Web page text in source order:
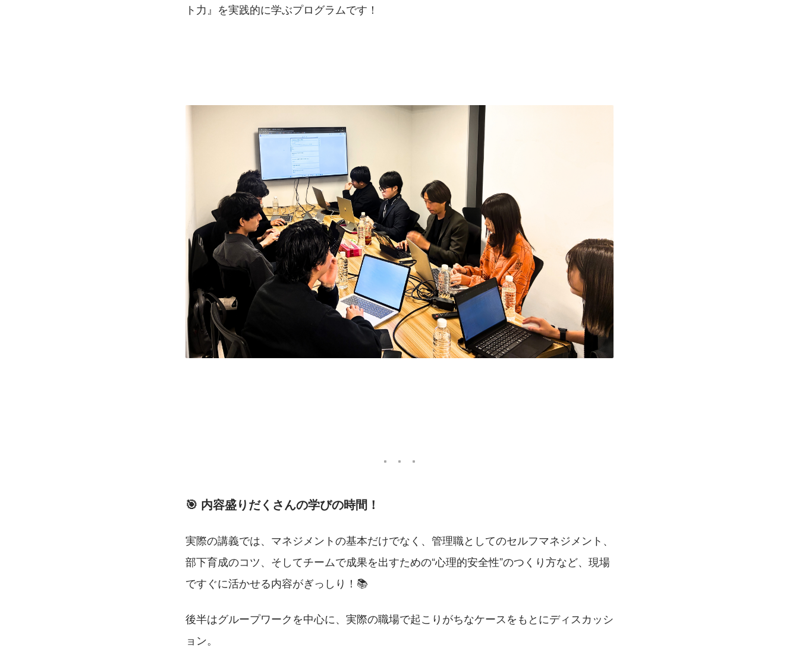
ト力』を実践的に学ぶプログラムです！
🎯 内容盛りだくさんの学びの時間！
実際の講義では、マネジメントの基本だけでなく、管理職としてのセルフマネジメント、
部下育成のコツ、そしてチームで成果を出すための“心理的安全性”のつくり方など、現場
ですぐに活かせる内容がぎっしり！📚
後半はグループワークを中心に、実際の職場で起こりがちなケースをもとにディスカッシ
ョン。